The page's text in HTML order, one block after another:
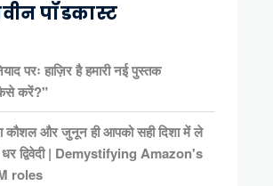
पॉडकास्ट
परः हाज़िर है हमारी नई पुस्तक
कैसे करें?"
और जुनून ही आपको सही दिशा में ले
धर द्विवेदी | Demystifying Amazon's
roles